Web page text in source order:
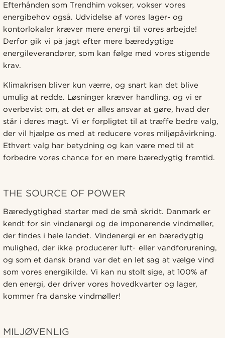
Efterhånden som Trendhim vokser, vokser vores
energibehov også. Udvidelse af vores lager- og
kontorlokaler kræver mere energi til vores arbejde!
Derfor gik vi på jagt efter mere bæredygtige
energileverandører, som kan følge med vores stigende
krav.
Klimakrisen bliver kun værre, og snart kan det blive
umulig at redde. Løsninger kræver handling, og vi er
overbevist om, at det er alles ansvar at gøre, hvad der
står i deres magt. Vi er forpligtet til at træffe bedre valg,
der vil hjælpe os med at reducere vores miljøpåvirkning.
Ethvert valg har betydning og kan være med til at
forbedre vores chance for en mere bæredygtig fremtid.
THE SOURCE OF POWER
Bæredygtighed starter med de små skridt. Danmark er
kendt for sin vindenergi og de imponerende vindmøller,
der findes i hele landet. Vindenergi er en bæredygtig
mulighed, der ikke producerer luft- eller vandforurening,
og som et dansk brand var det en let sag at vælge vind
som vores energikilde. Vi kan nu stolt sige, at 100% af
den energi, der driver vores hovedkvarter og lager,
kommer fra danske vindmøller!
MILJØVENLIG